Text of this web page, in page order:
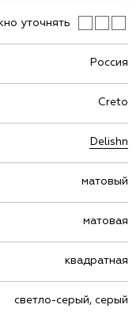
уточнять
Россия
Creto
Delishn
матовый
матовая
квадратная
светло-серый, серый